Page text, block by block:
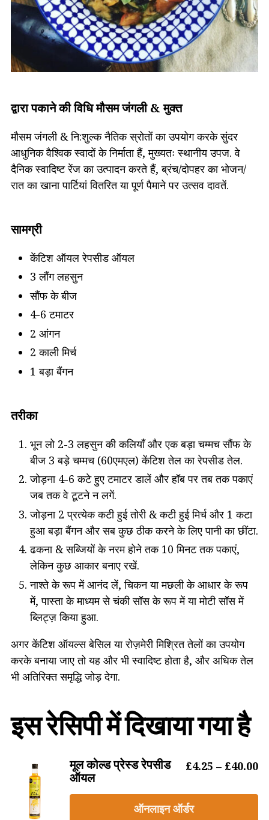
द्वारा पकाने की विधि मौसम जंगली & मुक्त
मौसम जंगली & नि:शुल्क नैतिक स्रोतों का उपयोग करके सुंदर
आधुनिक वैश्विक स्वादों के निर्माता हैं, मुख्यतः स्थानीय उपज. वे
दैनिक स्वादिष्ट रेंज का उत्पादन करते हैं, ब्रंच/दोपहर का भोजन/
रात का खाना पार्टियां वितरित या पूर्ण पैमाने पर उत्सव दावतें.
सामग्री
केंटिश ऑयल रेपसीड ऑयल
3 लौंग लहसुन
सौंफ के बीज
4-6 टमाटर
2 आंगन
2 काली मिर्च
1 बड़ा बैंगन
तरीका
भून लो 2-3 लहसुन की कलियाँ और एक बड़ा चम्मच सौंफ के
बीज 3 बड़े चम्मच (60एमएल) केंटिश तेल का रेपसीड तेल.
जोड़ना 4-6 कटे हुए टमाटर डालें और हॉब पर तब तक पकाएं
जब तक वे टूटने न लगें.
जोड़ना 2 प्रत्येक कटी हुई तोरी & कटी हुई मिर्च और 1 कटा
हुआ बड़ा बैंगन और सब कुछ ठीक करने के लिए पानी का छींटा.
ढकना & सब्जियों के नरम होने तक 10 मिनट तक पकाएं,
लेकिन कुछ आकार बनाए रखें.
नाश्ते के रूप में आनंद लें, चिकन या मछली के आधार के रूप
में, पास्ता के माध्यम से चंकी सॉस के रूप में या मोटी सॉस में
ब्लिट्ज़ किया हुआ.
अगर केंटिश ऑयल्स बेसिल या रोज़मेरी मिश्रित तेलों का उपयोग
करके बनाया जाए तो यह और भी स्वादिष्ट होता है, और अधिक तेल
भी अतिरिक्त समृद्धि जोड़ देगा.
इस रेसिपी में दिखाया गया है
मूल कोल्ड प्रेस्ड रेपसीड
ऑयल
£4.25 – £40.00
ऑनलाइन ऑर्डर